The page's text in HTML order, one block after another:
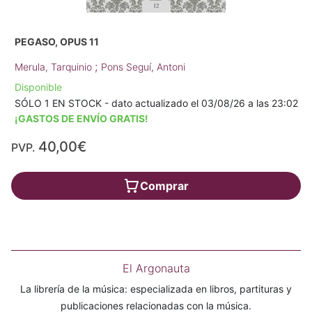
PEGASO, OPUS 11
Merula, Tarquinio ; Pons Seguí, Antoni
Disponible
SÓLO 1 EN STOCK - dato actualizado el 03/08/26 a las 23:02
¡GASTOS DE ENVÍO GRATIS!
PVP. 40,00€
Comprar
El Argonauta
La librería de la música: especializada en libros, partituras y
publicaciones relacionadas con la música.